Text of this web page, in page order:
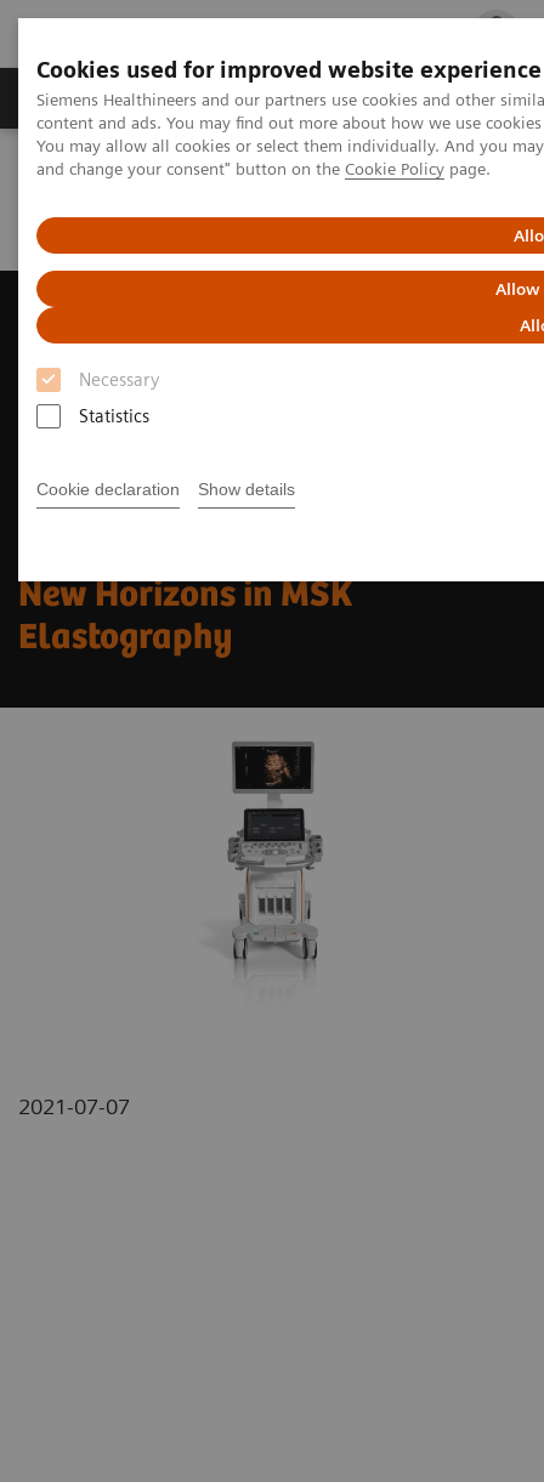
Cookies used for improved website experience
Siemens Healthineers and our partners use cookies and other
content and ads. You may find out more about how we use
You may allow all cookies or select them individually. And you
and change your consent" button on the Cookie Policy page.
Allow
Necessary
Statistics
Cookie declaration Show details
Ürün ve Hizmetler Öne Çıkanlar Sağlık
Siemens Healthineers Türkiye
Tıbbi Görüntüleme
New horizons in MSK Elastography
New Horizons in MSK
Elastography
2021-07-07